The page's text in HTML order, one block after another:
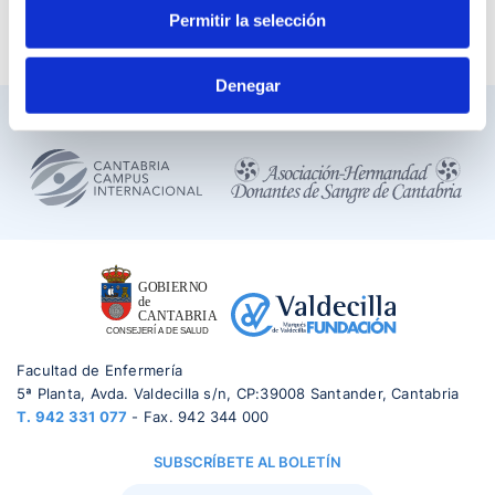
Permitir la selección
Denegar
v=2zFciDoXRHU+&feature=youtu.be
Facultad de Enfermería
5ª Planta, Avda. Valdecilla s/n, CP:39008 Santander, Cantabria
T. 942 331 077 - Fax. 942 344 000
SUBSCRÍBETE AL BOLETÍN